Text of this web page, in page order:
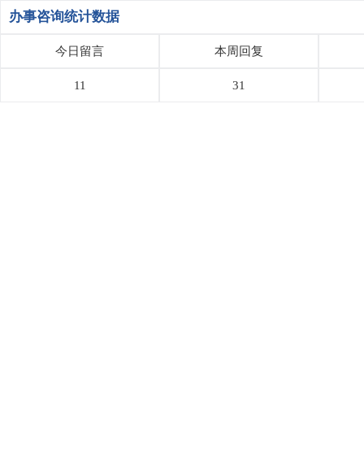
办事咨询统计数据
今日留言 本周回复
11 31